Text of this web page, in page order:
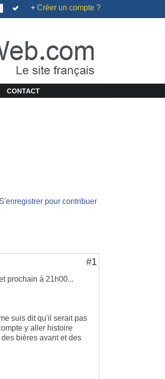
+ Créer un compte ?
CONTACT
S'enregistrer pour contribuer
#1
prochain à 21h00...
suis dit qu'il serait pas
y aller histoire
bières avant et des